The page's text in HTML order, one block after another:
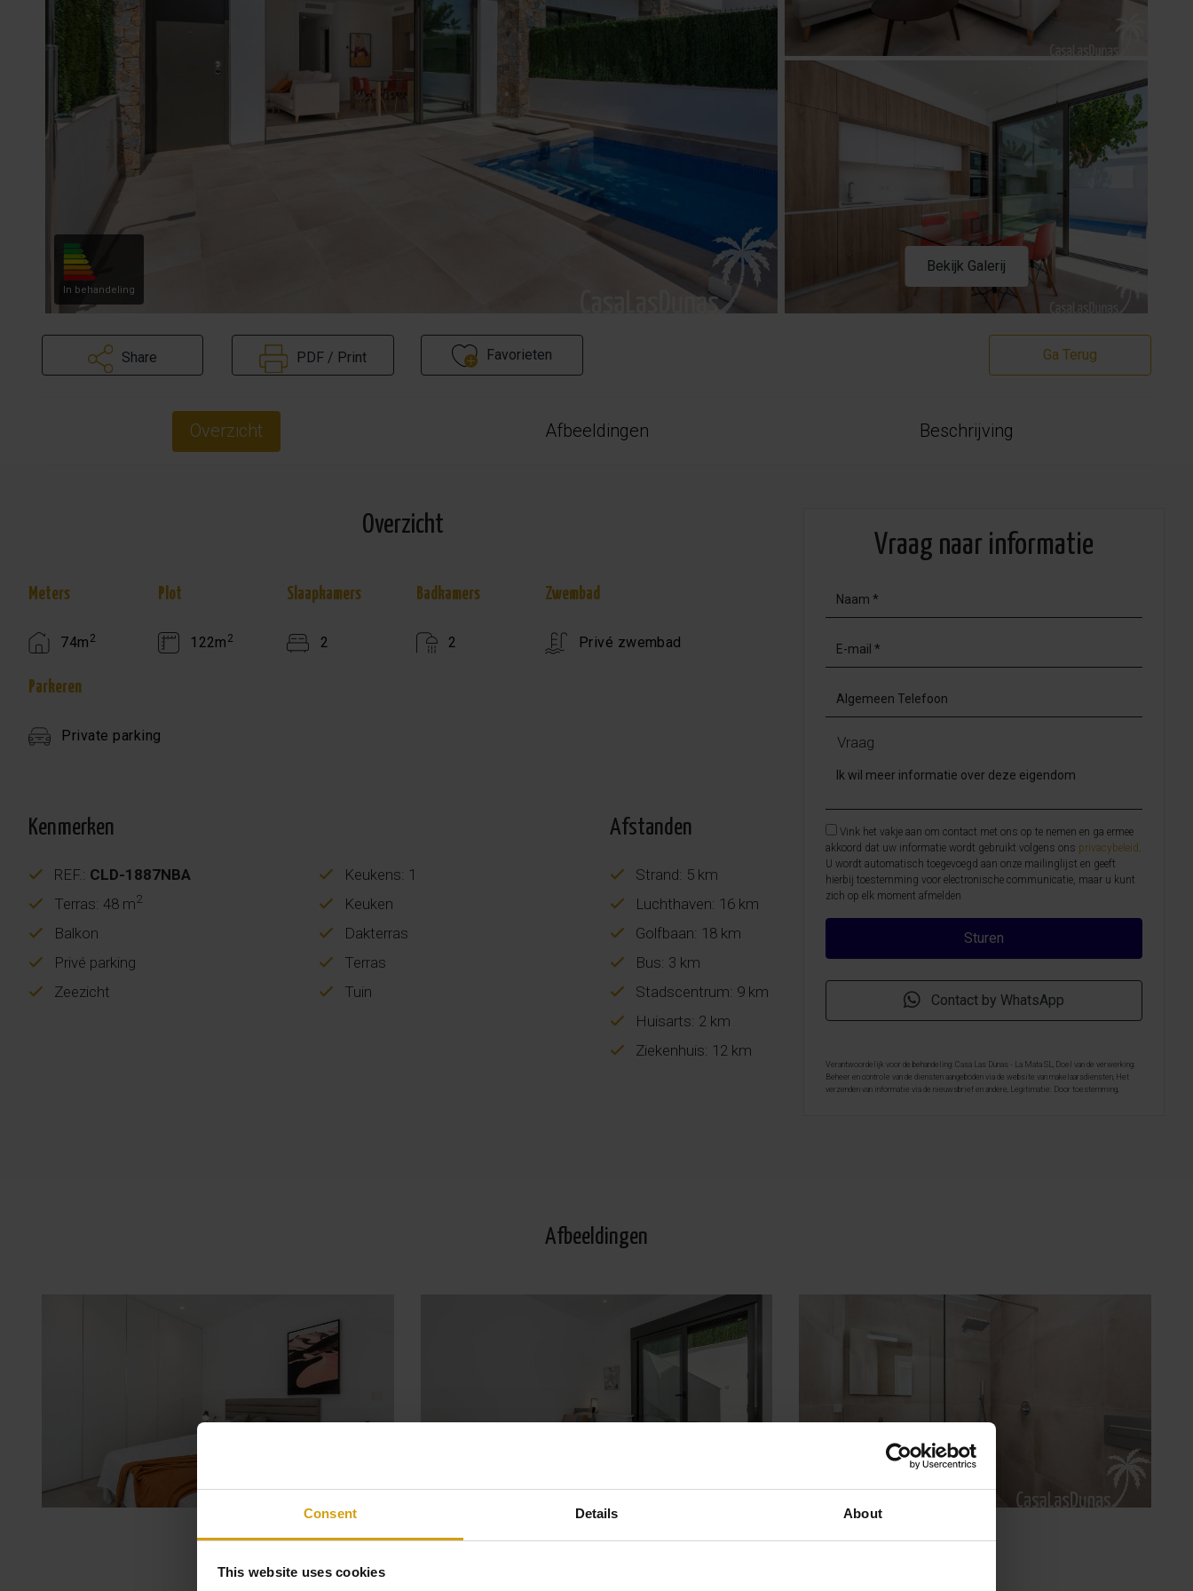
Consent Details About
This website uses cookies
In behandeling
Bekijk Galerij
Share PDF / Print Favorieten Ga Terug
Overzicht Afbeeldingen Beschrijving
Overzicht
Meters
74m 2
Plot
122m 2
Slaapkamers
2
Badkamers
2
Zwembad
Privé zwembad
Parkeren
Private parking
Kenmerken
REF.: CLD-1887NBA
Keukens: 1
Terras: 48 m2
Keuken
Balkon
Dakterras
Privé parking
Terras
Zeezicht
Tuin
Afstanden
Strand: 5 km
Luchthaven: 16 km
Golfbaan: 18 km
Bus: 3 km
Stadscentrum: 9 km
Huisarts: 2 km
Ziekenhuis: 12 km
Vraag naar informatie
Vraag
Vink het vakje aan om contact met ons op te nemen en ga ermee
akkoord dat uw informatie wordt gebruikt volgens ons privacybeleid
U wordt automatisch toegevoegd aan onze mailinglijst en geeft
hierbij toestemming voor electronische communicatie, maar u kunt
zich op elk moment afmelden
Contact by WhatsApp
Verantwoordelijk voor de behandeling: Casa Las Dunas - La Mata SL, Doel van de verwerking:
Beheer en controle van de diensten aangeboden via de website van makelaarsdiensten, Het
verzenden van informatie via de nieuwsbrief en andere, Legitimatie: Door toestemming,
Afbeeldingen